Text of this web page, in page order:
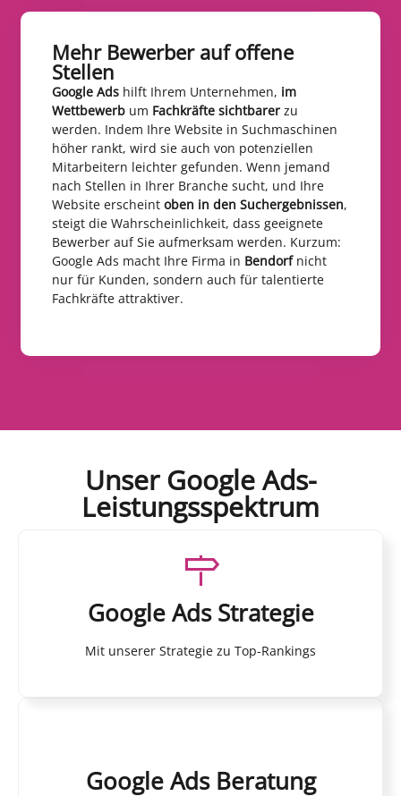
Mehr Bewerber auf offene
Stellen​
Google Ads hilft Ihrem Unternehmen, im
Wettbewerb um Fachkräfte sichtbarer zu
werden. Indem Ihre Website in Suchmaschinen
höher rankt, wird sie auch von potenziellen
Mitarbeitern leichter gefunden. Wenn jemand
nach Stellen in Ihrer Branche sucht, und Ihre
Website erscheint oben in den Suchergebnissen,
steigt die Wahrscheinlichkeit, dass geeignete
Bewerber auf Sie aufmerksam werden. Kurzum:
Google Ads macht Ihre Firma in Bendorf nicht
nur für Kunden, sondern auch für talentierte
Fachkräfte attraktiver.
Unser Google Ads-
Leistungsspektrum
Google Ads Strategie
Mit unserer Strategie zu Top-Rankings
Google Ads Beratung